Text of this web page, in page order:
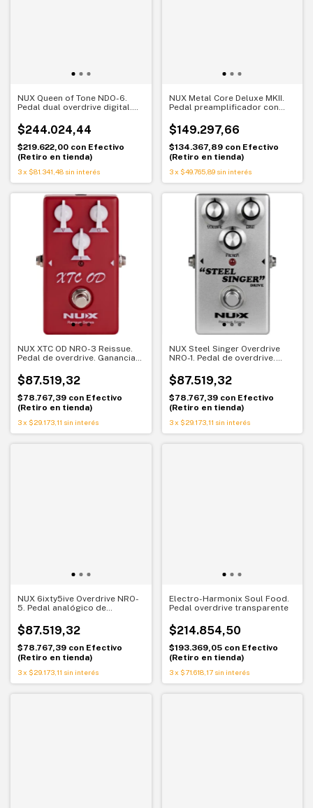
NUX Queen of Tone NDO-6.
Pedal dual overdrive digital.
$244.024,44
$219.622,00 con Efectivo
(Retiro en tienda)
3x $81.341,48 sin interés
NUX Metal Core Deluxe MKII.
Pedal preamplificador con
$149.297,66
$134.367,89 con Efectivo
(Retiro en tienda)
3 x $49.765,89 sin interés
NUX XTC OD NRO-3 Reissue.
Pedal de overdrive. Ganancia
dinámica
$87.519,32
$78.767,39 con Efectivo
(Retiro en tienda)
3x $29.173,11 sin interés
NUX Steel Singer Overdrive
NRO-1. Pedal de overdrive.
transparente
$87.519,32
$78.767,39 con Efectivo
(Retiro en tienda)
3 x $29.173,11 sin interés
NUX 6ixty5ive Overdrive NRO-
5. Pedal analógico de
carácter cálido
$87.519,32
$78.767,39 con Efectivo
(Retiro en tienda)
3x $29.173,11 sin interés
Electro-Harmonix Soul Food.
Pedal overdrive transparente
$214.854,50
$193.369,05 con Efectivo
(Retiro en tienda)
3 x $71.618,17 sin interés